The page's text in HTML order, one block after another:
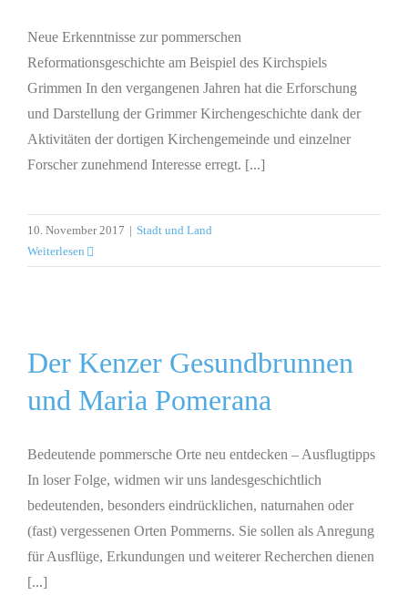
Neue Erkenntnisse zur pommerschen
Reformationsgeschichte am Beispiel des Kirchspiels
Grimmen In den vergangenen Jahren hat die Erforschung
und Darstellung der Grimmer Kirchengeschichte dank der
Aktivitäten der dortigen Kirchengemeinde und einzelner
Forscher zunehmend Interesse erregt. [...]
10. November 2017 | Stadt und Land
Weiterlesen
Der Kenzer Gesundbrunnen
und Maria Pomerana
Bedeutende pommersche Orte neu entdecken – Ausflugtipps
In loser Folge, widmen wir uns landesgeschichtlich
bedeutenden, besonders eindrücklichen, naturnahen oder
(fast) vergessenen Orten Pommerns. Sie sollen als Anregung
für Ausflüge, Erkundungen und weiterer Recherchen dienen
[...]